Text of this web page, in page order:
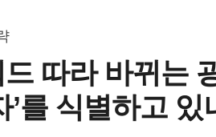
드 따라 바뀌는
’를 식별하고 있